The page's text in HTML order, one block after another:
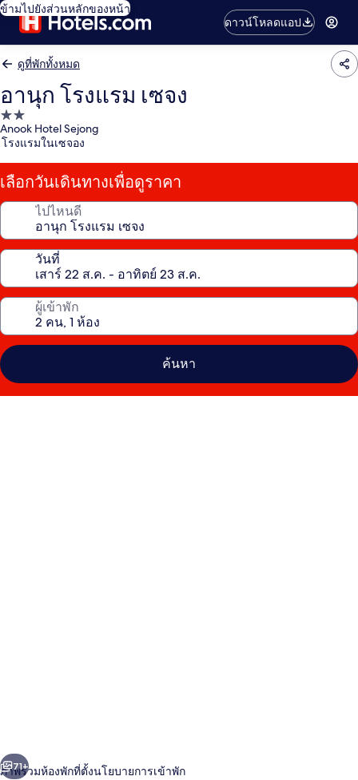
ข้ามไปยังส่วนหลักของหน้า
ดาวน์โหลดแอป
ดูที่พักทั้งหมด
อานุก โรงแรม เซจง
ที่พัก
2.0
Anook Hotel Sejong
โรงแรมในเซจอง
เลือกวันเดินทางเพื่อดูราคา
ไปไหนดี
วันที่
ผู้เข้าพัก
ค้นหา
า
ถัดไป
71+
ภาพรวมห้องพักที่ตั้งนโยบายการเข้าพัก